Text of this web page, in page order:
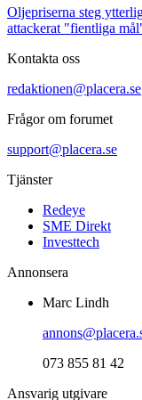
Oljepriserna steg
attackerat "fientliga
Kontakta oss
redaktionen@placera.se
Frågor om forumet
support@placera.se
Tjänster
Redeye
SME Direkt
Investtech
Annonsera
Marc Lindh
073 855 81 42
Ansvarig utgivare